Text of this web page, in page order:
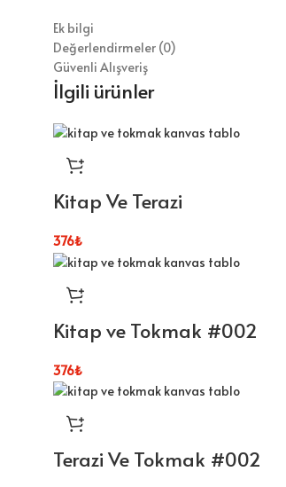
Ek bilgi
Değerlendirmeler (0)
Güvenli Alışveriş
İlgili ürünler
Kitap Ve Terazi
376₺
Kitap ve Tokmak #002
376₺
Terazi Ve Tokmak #002